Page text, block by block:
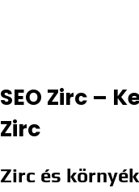
SEO Zirc –
Zirc
Zirc és